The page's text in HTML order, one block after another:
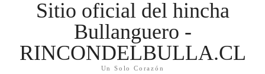
Sitio oficial del hincha
Bullanguero -
RINCONDELBULLA.CL
Un Solo Corazón